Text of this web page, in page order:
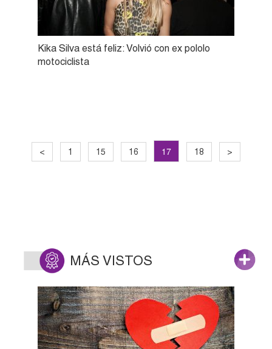
Kika Silva está feliz: Volvió con ex pololo
motociclista
< 1 15 16 17 18 >
MÁS VISTOS